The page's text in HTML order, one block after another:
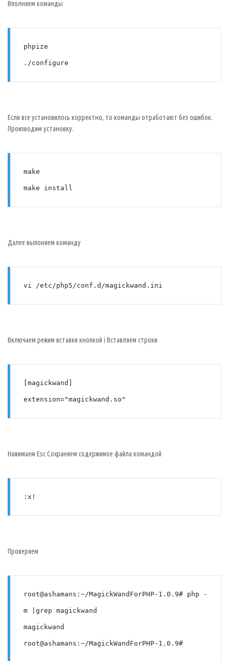
Вполняем команды
phpize
./configure
Если все установилось корректно, то команды отработают без ошибок.
Производим установку.
make
make install
Далее выпоняем команду
vi /etc/php5/conf.d/magickwand.ini
Включаем режим вставки кнопкой i Вставляем строки
[magickwand]
extension="magickwand.so"
Нажимаем Esc Сохраняем содержимое файла командой
:x!
Проверяем
root@ashamans:~/MagickWandForPHP-1.0.9# php -
m |grep magickwand
magickwand
root@ashamans:~/MagickWandForPHP-1.0.9#